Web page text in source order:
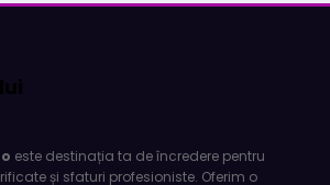
și bunăstării, unde poți să îți promovezi
prin articole informative și de impact.